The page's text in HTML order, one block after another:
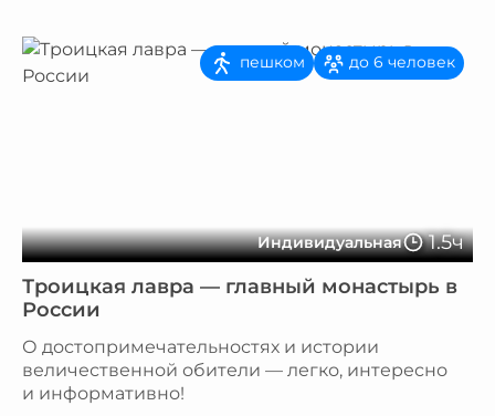
Индивидуальная 1.5ч
пешком до 6 человек
Троицкая лавра — главный монастырь в
России
О достопримечательностях и истории
величественной обители — легко, интересно
и информативно!